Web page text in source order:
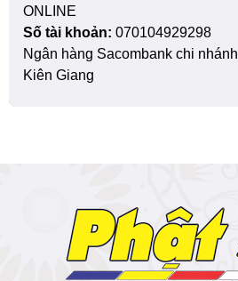
ONLINE
Số tài khoản: 070104929298
Ngân hàng Sacombank chi nhánh
Kiên Giang